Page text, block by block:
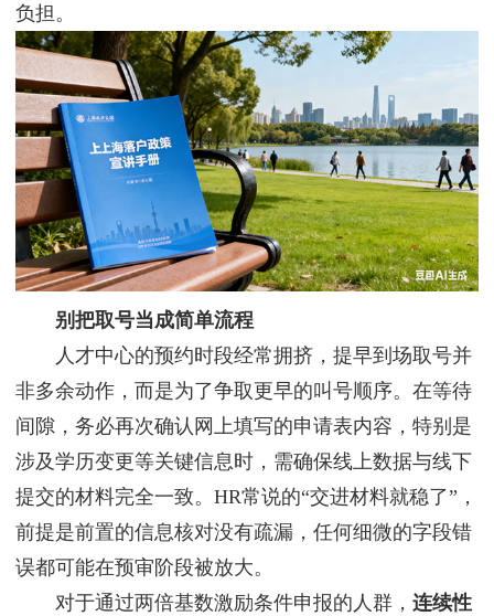
讯
联
系
我
们
负担。
别把取号当成简单流程
人才中心的预约时段经常拥挤，提早到场取号并
非多余动作，而是为了争取更早的叫号顺序。在等待
间隙，务必再次确认网上填写的申请表内容，特别是
涉及学历变更等关键信息时，需确保线上数据与线下
提交的材料完全一致。HR常说的“交进材料就稳了”，
前提是前置的信息核对没有疏漏，任何细微的字段错
误都可能在预审阶段被放大。
对于通过两倍基数激励条件申报的人群， 连续性